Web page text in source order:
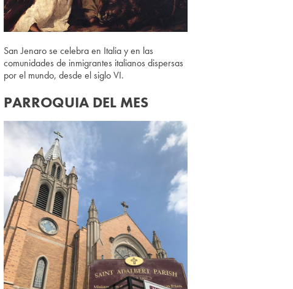
San Jenaro se celebra en Italia y en las
comunidades de inmigrantes italianos dispersas
por el mundo, desde el siglo VI.
PARROQUIA DEL MES